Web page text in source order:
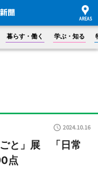
暮らす・働く 学ぶ・知る
2024.10.16
と」展 「日常
点